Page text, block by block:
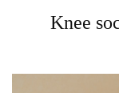
Knee